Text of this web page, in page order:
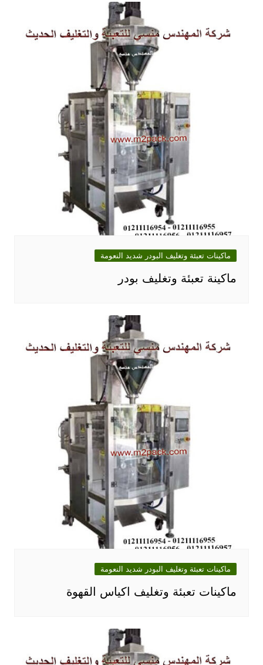
ماكينات تعبئة وتغليف البودر شديد النعومة
ماكينة تعبئة وتغليف بودر
ماكينات تعبئة وتغليف البودر شديد النعومة
ماكينات تعبئة وتغليف اكياس القهوة